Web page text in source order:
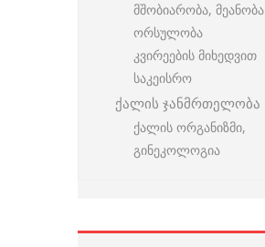
მშობიარობა, მეანობა
ორსულობა
კვირეების მიხედვით
საკეისრო
ქალის ჯანმრთელობა
ქალის ორგანიზმი,
გინეკოლოგია